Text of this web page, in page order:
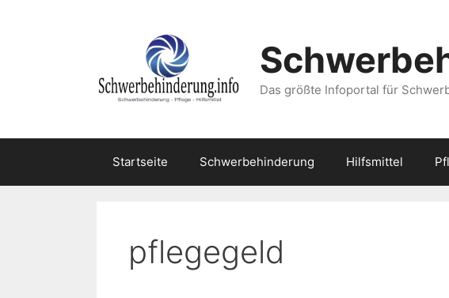
Das größte Infoportal für
Startseite Schwerbehinderung Hilfsmittel
pflegegeld